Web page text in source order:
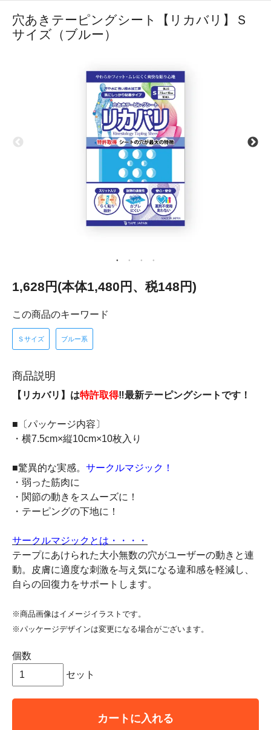
穴あきテーピングシート【リカバリ】Ｓ
サイズ（ブルー）
1,628円(本体1,480円、税148円)
この商品のキーワード
Ｓサイズ ブルー系
商品説明
【リカバリ】は特許取得‼最新テーピングシートです！
■〔パッケージ内容〕
・横7.5cm×縦10cm×10枚入り
■驚異的な実感。 サークルマジック！
・弱った筋肉に
・関節の動きをスムーズに！
・テーピングの下地に！
サークルマジックとは・・・・
テープにあけられた大小無数の穴がユーザーの動きと連
動。皮膚に適度な刺激を与え気になる違和感を軽減し、
自らの回復力をサポートします。
※商品画像はイメージイラストです。
※パッケージデザインは変更になる場合がございます。
個数
セット
カートに入れる